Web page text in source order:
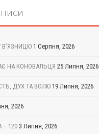
В’ЯЗНИЦЮ 1 Серпня, 2026
НА КОНОВАЛЬЦЯ 25 Липня, 2026
ДУХ ТА ВОЛЮ19 Липня, 2026
2026
– 120 3 Липня, 2026